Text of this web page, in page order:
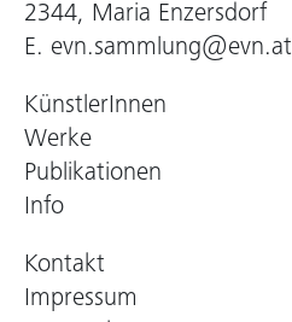
2344, Maria Enzersdorf
E. evn.sammlung@evn.at
KünstlerInnen
Werke
Publikationen
Info
Kontakt
Impressum